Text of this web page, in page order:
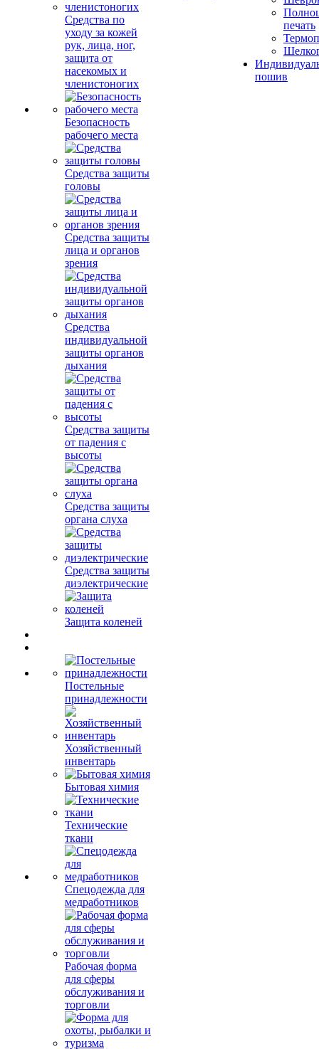
Средства по
уходу за кожей
рук, лица, ног,
защита от
насекомых и
членистоногих
Безопасность
рабочего места
Средства защиты
головы
Средства защиты
лица и органов
зрения
Средства
индивидуальной
защиты органов
дыхания
Средства защиты
от падения с
высоты
Средства защиты
органа слуха
Средства защиты
диэлектрические
Защита коленей
Постельные
принадлежности
Хозяйственный
инвентарь
Бытовая химия
Технические
ткани
Спецодежда для
медработников
Рабочая форма
для сферы
обслуживания и
торговли
печать
пошив